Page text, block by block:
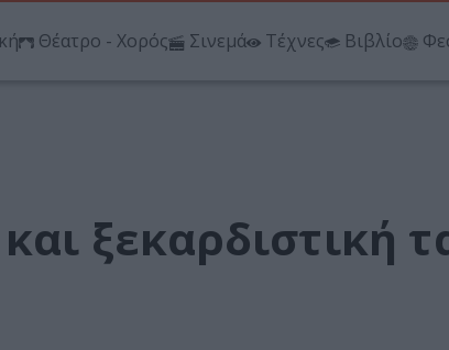
Θέατρο - Χορός Σινεμά Τέχνες Βιβλίο
ξεκαρδιστική